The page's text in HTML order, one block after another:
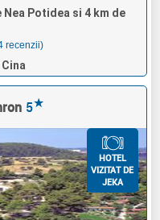
Nea Potidea si 4 km de
recenzii)
5★
HOTEL
VIZITAT DE
JEKA